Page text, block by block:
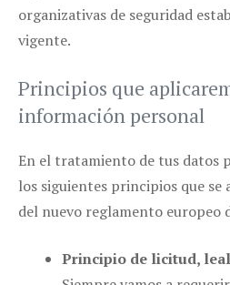
organizativas de seguridad
vigente.
Principios que
información personal
En el tratamiento de tus datos
los siguientes principios que se
del nuevo reglamento europeo
Principio de licitud,